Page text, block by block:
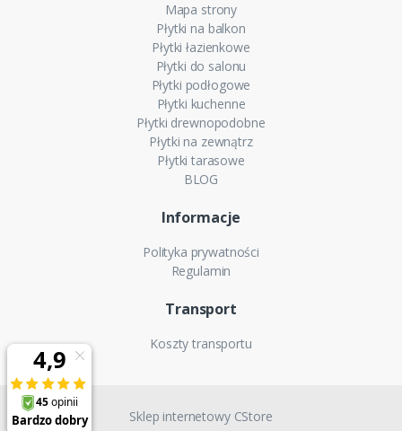
Mapa strony
Płytki na balkon
Płytki łazienkowe
Płytki do salonu
Płytki podłogowe
Płytki kuchenne
Płytki drewnopodobne
Płytki na zewnątrz
Płytki tarasowe
BLOG
Informacje
Polityka prywatności
Regulamin
Transport
Koszty transportu
Sklep internetowy CStore